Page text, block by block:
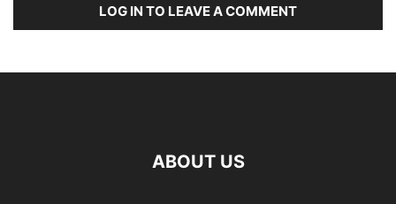
LOG IN TO LEAVE A COMMENT
ABOUT US